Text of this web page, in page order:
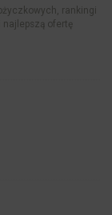
rankingi
najlepszą ofertę